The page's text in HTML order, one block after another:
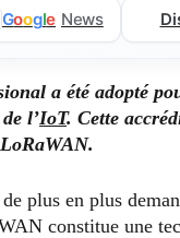
Google News
a été adopté
l’IoT. Cette
plus en plus
constitue une